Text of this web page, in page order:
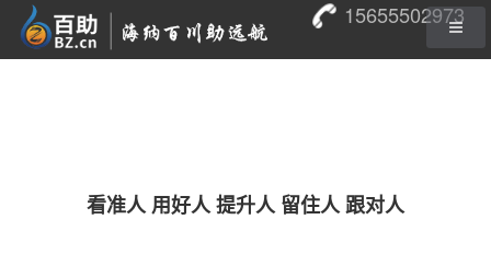
15655502973
看准人 用好人 提升人 留住人 跟对人